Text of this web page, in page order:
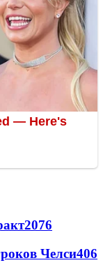
2076
Челси406